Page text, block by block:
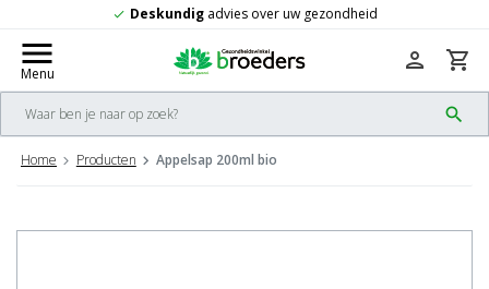
uw gezondheid check Gratis
menu
Menu
search
person shopping_cart
Home Producten Appelsap 200ml bio